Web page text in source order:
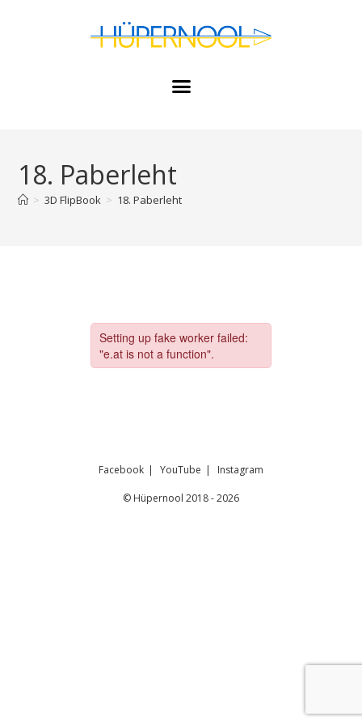
18. Paberleht
> 3D FlipBook > 18. Paberleht
Facebook YouTube Instagram
© Hüpernool 2018 - 2026